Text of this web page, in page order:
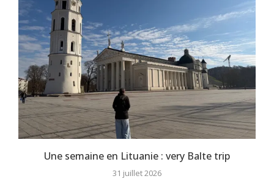
Une semaine en Lituanie : very Balte trip
31 juillet 2026